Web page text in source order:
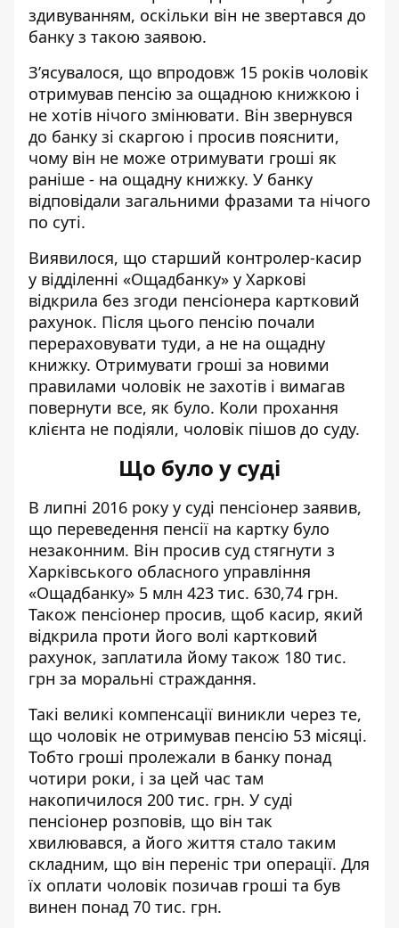
здивуванням, оскільки він не звертався до
банку з такою заявою.
З’ясувалося, що впродовж 15 років чоловік
отримував пенсію за ощадною книжкою і
не хотів нічого змінювати. Він звернувся
до банку зі скаргою і просив пояснити,
чому він не може отримувати гроші як
раніше - на ощадну книжку. У банку
відповідали загальними фразами та нічого
по суті.
Виявилося, що старший контролер-касир
у відділенні «Ощадбанку» у Харкові
відкрила без згоди пенсіонера картковий
рахунок. Після цього пенсію почали
перераховувати туди, а не на ощадну
книжку. Отримувати гроші за новими
правилами чоловік не захотів і вимагав
повернути все, як було. Коли прохання
клієнта не подіяли, чоловік пішов до суду.
Що було у суді
В липні 2016 року у суді пенсіонер заявив,
що переведення пенсії на картку було
незаконним. Він просив суд стягнути з
Харківського обласного управління
«Ощадбанку» 5 млн 423 тис. 630,74 грн.
Також пенсіонер просив, щоб касир, який
відкрила проти його волі картковий
рахунок, заплатила йому також 180 тис.
грн за моральні страждання.
Такі великі компенсації виникли через те,
що чоловік не отримував пенсію 53 місяці.
Тобто гроші пролежали в банку понад
чотири роки, і за цей час там
накопичилося 200 тис. грн. У суді
пенсіонер розповів, що він так
хвилювався, а його життя стало таким
складним, що він переніс три операції. Для
їх оплати чоловік позичав гроші та був
винен понад 70 тис. грн.